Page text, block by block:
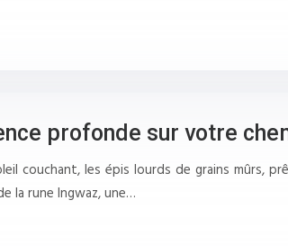
profonde sur votre
couchant, les épis lourds de grains mûrs,
la rune Ingwaz, une…